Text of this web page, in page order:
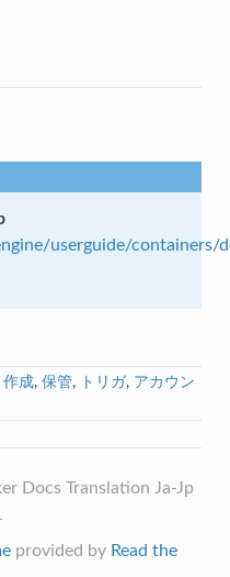
userguide/containers/
作成, 保管, トリガ, アカウン
Docs Translation Ja-Jp
provided by Read the